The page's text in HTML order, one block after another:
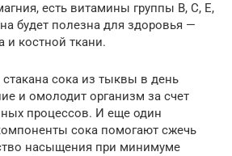
есть витамины группы В, С, Е,
будет полезна для здоровья —
и костной ткани.
сока из тыквы в день
и омолодит организм за счет
процессов. И еще один
сока помогают сжечь
насыщения при минимуме